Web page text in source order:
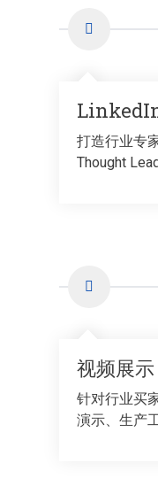
打造行业专
Thought
视频展示
针对行业买
演示、生产